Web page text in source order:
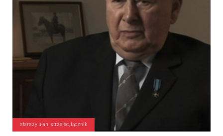
starszy ułan, strzelec, łącznik